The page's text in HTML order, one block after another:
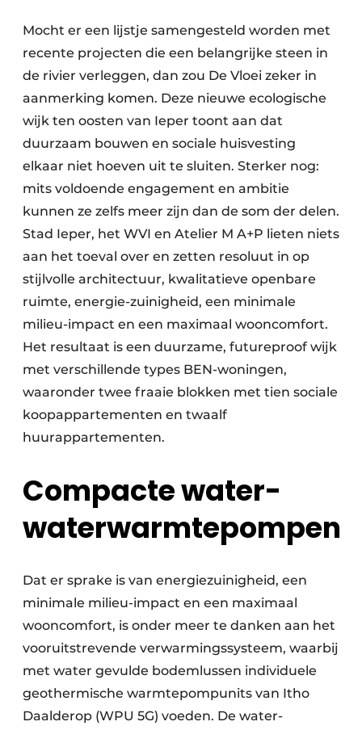
Toegangscontrole
Veiligheid & Opleiding
Zonwering
Mocht er een lijstje samengesteld worden met
recente projecten die een belangrijke steen in
de rivier verleggen, dan zou De Vloei zeker in
aanmerking komen. Deze nieuwe ecologische
wijk ten oosten van Ieper toont aan dat
duurzaam bouwen en sociale huisvesting
elkaar niet hoeven uit te sluiten. Sterker nog:
mits voldoende engagement en ambitie
kunnen ze zelfs meer zijn dan de som der delen.
Stad Ieper, het WVI en Atelier M A+P lieten niets
aan het toeval over en zetten resoluut in op
stijlvolle architectuur, kwalitatieve openbare
ruimte, energie-zuinigheid, een minimale
milieu-impact en een maximaal wooncomfort.
Het resultaat is een duurzame, futureproof wijk
met verschillende types BEN-woningen,
waaronder twee fraaie blokken met tien sociale
koopappartementen en twaalf
huurappartementen.
Compacte water-
waterwarmtepompen
Dat er sprake is van energiezuinigheid, een
minimale milieu-impact en een maximaal
wooncomfort, is onder meer te danken aan het
vooruitstrevende verwarmingssysteem, waarbij
met water gevulde bodemlussen individuele
geothermische warmtepompunits van Itho
Daalderop (WPU 5G) voeden. De water-